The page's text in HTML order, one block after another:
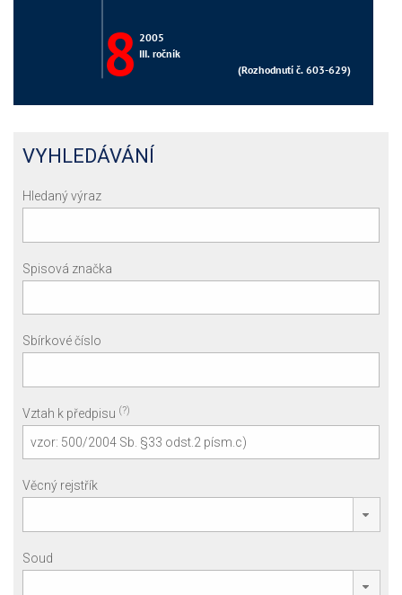
VYHLEDÁVÁNÍ
Hledaný výraz
Spisová značka
Sbírkové číslo
Vztah k předpisu (?)
Věcný rejstřík
Soud